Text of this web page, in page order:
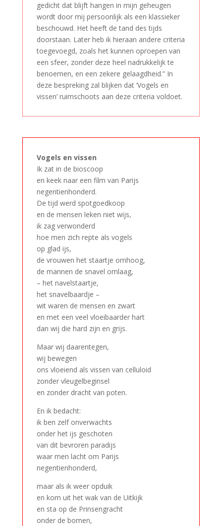
gedicht dat blijft hangen in mijn geheugen
wordt door mij persoonlijk als een klassieker
beschouwd. Het heeft de tand des tijds
doorstaan. Later heb ik hieraan andere criteria
toegevoegd, zoals het kunnen oproepen van
een sfeer, zonder deze heel nadrukkelijk te
benoemen, en een zekere gelaagdheid.” In
deze bespreking zal blijken dat ‘Vogels en
vissen’ ruimschoots aan deze criteria voldoet.
Vogels en vissen
Ik zat in de bioscoop
en keek naar een film van Parijs
negentienhonderd.
De tijd werd spotgoedkoop
en de mensen leken niet wijs,
ik zag verwonderd
hoe men zich repte als vogels
op glad ijs,
de vrouwen het staartje omhoog,
de mannen de snavel omlaag,
– het navelstaartje,
het snavelbaardje –
wit waren de mensen en zwart
en met een veel vloeibaarder hart
dan wij die hard zijn en grijs.
Maar wij daarentegen,
wij bewegen
ons vloeiend als vissen van celluloid
zonder vleugelbeginsel
en zonder dracht van poten.
En ik bedacht:
ik ben zelf onverwachts
onder het ijs geschoten
van dit bevroren paradijs
waar men lacht om Parijs
negentienhonderd,
maar als ik weer opduik
en kom uit het wak van de Uitkijk
en sta op de Prinsengracht
onder de bomen,